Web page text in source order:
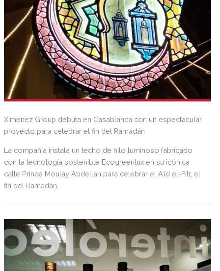
Ximenez Group debuta en Casablanca con un espectacular
proyecto para celebrar el fin del Ramadán
La compañía instala un techo de hilo luminoso fabricado
con la tecnología sostenible Ecogreenlux en su icónica
calle Prince Moulay Abdellah para celebrar el Aïd el-Fitr, el
fin del Ramadán.